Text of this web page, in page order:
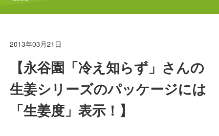
2013年03月21日
【永谷園「冷え知らず」さんの
生姜シリーズのパッケージには
「生姜度」表示！】